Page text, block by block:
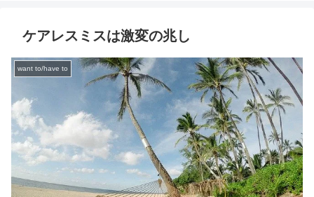
ケアレスミスは激変の兆し
want to/have to